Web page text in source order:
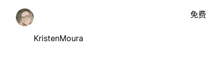
KristenMoura
免费